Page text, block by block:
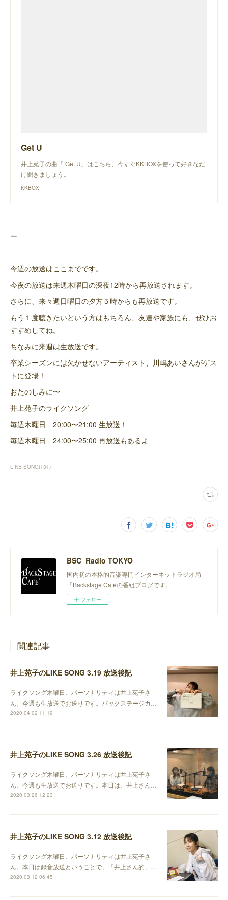
Get U
井上苑子の曲「 Get U」はこちら、今すぐKKBOXを使って好きなだ
け聞きましょう。
KKBOX
ー
今週の放送はここまでです。
今夜の放送は来週木曜日の深夜12時から再放送されます。
さらに、来々週日曜日の夕方５時からも再放送です。
もう１度聴きたいという方はもちろん、友達や家族にも、ぜひお
すすめしてね。
ちなみに来週は生放送です。
卒業シーズンには欠かせないアーティスト、川嶋あいさんがゲス
トに登場！
おたのしみに〜
井上苑子のライクソング
毎週木曜日 20:00〜21:00 生放送！
毎週木曜日 24:00〜25:00 再放送もあるよ
LIKE SONG(131)
BSC_Radio TOKYO
国内初の本格的音楽専門インターネットラジオ局
「Backstage Caféの番組ブログです。
フォロー
関連記事
井上苑子のLIKE SONG 3.19 放送後記
ライクソング木曜日、パーソナリティは井上苑子さ
ん。今週も生放送でお送りです。バックステージカ…
2020.04.02 11:19
井上苑子のLIKE SONG 3.26 放送後記
ライクソング木曜日、パーソナリティは井上苑子さ
ん。今週も生放送でお送りです。本日は、井上さん…
2020.03.26 12:23
井上苑子のLIKE SONG 3.12 放送後記
ライクソング木曜日、パーソナリティは井上苑子さ
ん。本日は録音放送ということで、『井上さん的、…
2020.03.12 06:45